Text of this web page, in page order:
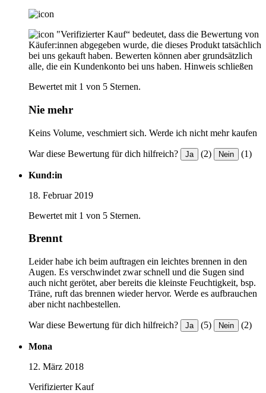
"Verifizierter Kauf“ bedeutet, dass die Bewertung von
Käufer:innen abgegeben wurde, die dieses Produkt tatsächlich
bei uns gekauft haben. Bewerten können aber grundsätzlich
alle, die ein Kundenkonto bei uns haben. Hinweis schließen
Bewertet mit 1 von 5 Sternen.
Nie mehr
Keins Volume, veschmiert sich. Werde ich nicht mehr kaufen
War diese Bewertung für dich hilfreich? Ja (2) Nein (1)
Kund:in
18. Februar 2019
Bewertet mit 1 von 5 Sternen.
Brennt
Leider habe ich beim auftragen ein leichtes brennen in den
Augen. Es verschwindet zwar schnell und die Sugen sind
auch nicht gerötet, aber bereits die kleinste Feuchtigkeit, bsp.
Träne, ruft das brennen wieder hervor. Werde es aufbrauchen
aber nicht nachbestellen.
War diese Bewertung für dich hilfreich? Ja (5) Nein (2)
Mona
12. März 2018
Verifizierter Kauf